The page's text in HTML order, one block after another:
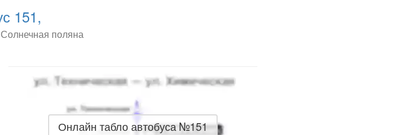
151,
поляна
Онлайн табло автобуса №151